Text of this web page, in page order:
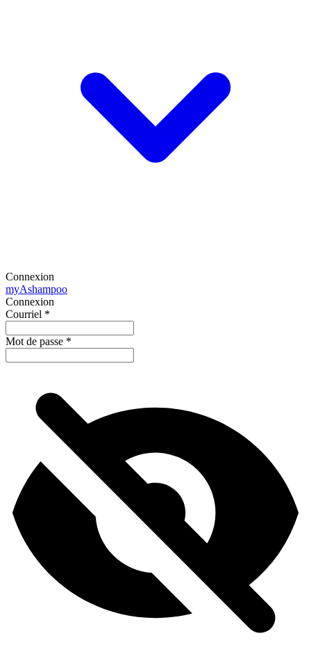
Connexion
myAshampoo
Connexion
Courriel *
Mot de passe *